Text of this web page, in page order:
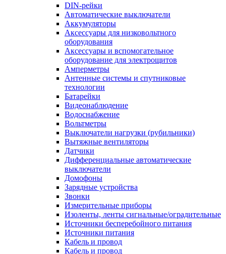
DIN-рейки
Автоматические выключатели
Аккумуляторы
Аксессуары для низковольтного
оборудования
Аксессуары и вспомогательное
оборудование для электрощитов
Амперметры
Антенные системы и спутниковые
технологии
Батарейки
Видеонаблюдение
Водоснабжение
Вольтметры
Выключатели нагрузки (рубильники)
Вытяжные вентиляторы
Датчики
Дифференциальные автоматические
выключатели
Домофоны
Зарядные устройства
Звонки
Измерительные приборы
Изоленты, ленты сигнальные/оградительные
Источники бесперебойного питания
Источники питания
Кабель и провод
Кабель и провод